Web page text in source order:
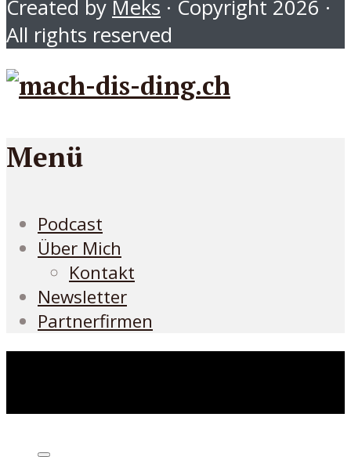
Created by Meks · Copyright 2026 ·
All rights reserved
Menü
Podcast
Über Mich
Kontakt
Newsletter
Partnerfirmen